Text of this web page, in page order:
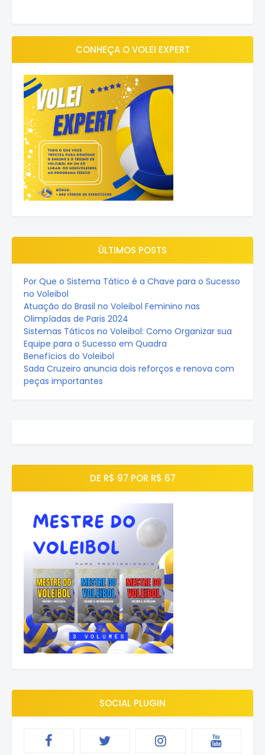
CONHEÇA O VOLEI EXPERT
ÚLTIMOS POSTS
Por Que o Sistema Tático é a Chave para o Sucesso
no Voleibol
Atuação do Brasil no Voleibol Feminino nas
Olimpíadas de Paris 2024
Sistemas Táticos no Voleibol: Como Organizar sua
Equipe para o Sucesso em Quadra
Benefícios do Voleibol
Sada Cruzeiro anuncia dois reforços e renova com
peças importantes
DE R$ 97 POR R$ 67
SOCIAL PLUGIN